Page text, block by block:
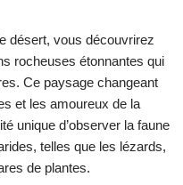
désert, vous découvrirez
rocheuses étonnantes qui
Ce paysage changeant
et les amoureux de la
unique d’observer la faune
telles que les lézards,
de plantes.